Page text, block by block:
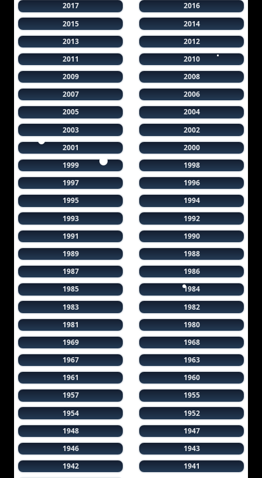
2017
2016
2015
2014
2013
2012
2011
2010
2009
2008
2007
2006
2005
2004
2003
2002
2001
2000
1999
1998
1997
1996
1995
1994
1993
1992
1991
1990
1989
1988
1987
1986
1985
1984
1983
1982
1981
1980
1969
1968
1967
1963
1961
1960
1957
1955
1954
1952
1948
1947
1946
1943
1942
1941